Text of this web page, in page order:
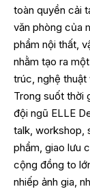
toàn quyền cải
văn phòng của
phẩm nội thất,
nhằm tạo ra
trúc, nghệ thuật
Trong suốt thời
đội ngũ ELLE
talk, workshop,
phẩm, giao lưu
cộng đồng to
nhiếp ảnh gia,